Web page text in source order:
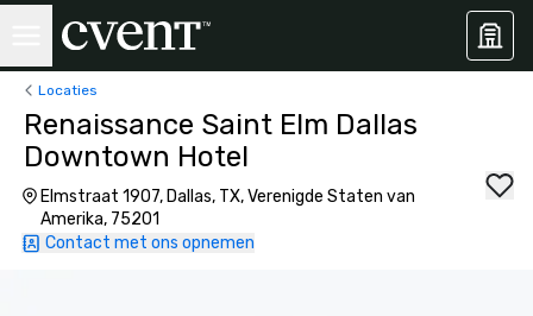
Locaties
Renaissance Saint Elm Dallas
Downtown Hotel
Elmstraat 1907, Dallas, TX, Verenigde Staten van
Amerika, 75201
Contact met ons opnemen